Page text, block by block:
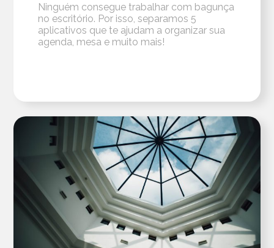
Ninguém consegue trabalhar com bagunça
no escritório. Por isso, separamos 5
aplicativos que te ajudam a organizar sua
agenda, mesa e muito mais!